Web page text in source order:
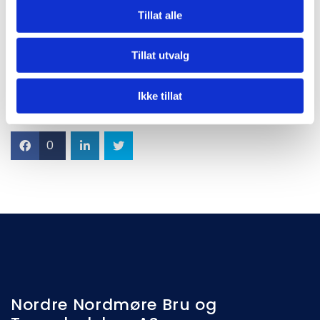
Tillat alle
Tillat utvalg
Ikke tillat
Fylkestingets behandling av økonomiplan for 2023-2026
Investeringsprogram for fylkesvegar
0
Nordre Nordmøre Bru og